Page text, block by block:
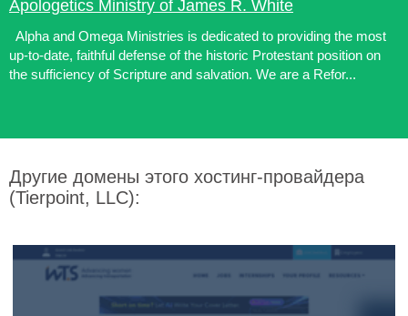
Apologetics Ministry of James R. White
Alpha and Omega Ministries is dedicated to providing the most
up-to-date, faithful defense of the historic Protestant position on
the sufficiency of Scripture and salvation. We are a Refor...
Другие домены этого хостинг-провайдера
(Tierpoint, LLC):